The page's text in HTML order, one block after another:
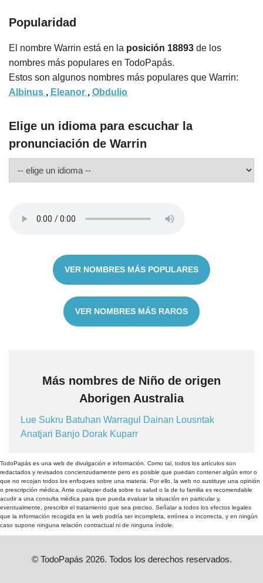
Popularidad
El nombre Warrin está en la posición 18893 de los
nombres más populares en TodoPapás.
Estos son algunos nombres más populares que Warrin:
Albinus , Eleanor , Obdulio
Elige un idioma para escuchar la
pronunciación de Warrin
VER NOMBRES MÁS POPULARES
VER NOMBRES MÁS RAROS
Más nombres de Niño de origen
Aborigen Australia
Lue Sukru Batuhan Warragul Dainan Lousntak
Anatjari Banjo Dorak Kuparr
TodoPapás es una web de divulgación e información. Como tal, todos los artículos son
redactados y revisados concienzudamente pero es posible que puedan contener algún error o
que no recojan todos los enfoques sobre una materia. Por ello, la web no sustituye una opinión
o prescripción médica. Ante cualquier duda sobre tu salud o la de tu familia es recomendable
acudir a una consulta médica para que pueda evaluar la situación en particular y,
eventualmente, prescribir el tratamiento que sea preciso. Señalar a todos los efectos legales
que la información recogida en la web podría ser incompleta, errónea o incorrecta, y en ningún
caso supone ninguna relación contractual ni de ninguna índole.
© TodoPapás 2026. Todos los derechos reservados.